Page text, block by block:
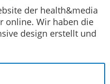
der health&media
online. Wir haben die
design erstellt und